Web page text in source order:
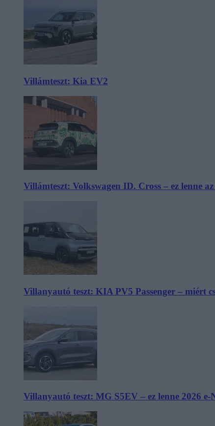
Villámteszt: Kia EV2
Villámteszt: Volkswagen ID. Cross – ez lenne
Villanyautó teszt: KIA PV5 Passenger – miért
Villanyautó teszt: MG S5EV – ez lenne 2026 e-